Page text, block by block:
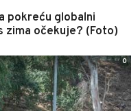
pokreću globalni
zima očekuje? (Foto)
0